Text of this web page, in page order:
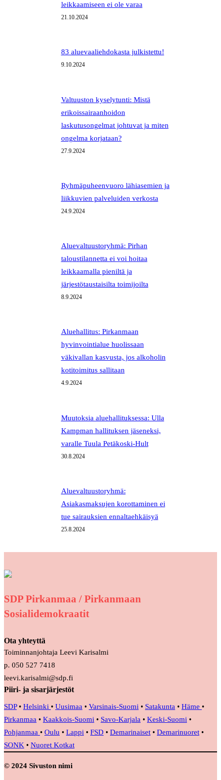
leikkaamiseen ei ole varaa
21.10.2024
83 aluevaaliehdokasta julkistettu!
9.10.2024
Valtuuston kyselytunti: Mistä
erikoissairaanhoidon
laskutusongelmat johtuvat ja miten
ongelma korjataan?
27.9.2024
Ryhmäpuheenvuoro lähiasemien ja
liikkuvien palveluiden verkosta
24.9.2024
Aluevaltuustoryhmä: Pirhan
taloustilannetta ei voi hoitaa
leikkaamalla pieniltä ja
järjestötaustaisilta toimijoilta
8.9.2024
Aluehallitus: Pirkanmaan
hyvinvointialue huolissaan
väkivallan kasvusta, jos alkoholin
kotitoimitus sallitaan
4.9.2024
Muutoksia aluehallituksessa: Ulla
Kampman hallituksen jäseneksi,
varalle Tuula Petäkoski-Hult
30.8.2024
Aluevaltuustoryhmä:
Asiakasmaksujen korottaminen ei
tue sairauksien ennaltaehkäisyä
25.8.2024
SDP Pirkanmaa / Pirkanmaan
Sosialidemokraatit
Ota yhteyttä
Toiminnanjohtaja Leevi Karisalmi
p. 050 527 7418
leevi.karisalmi@sdp.fi
Piiri- ja sisarjärjestöt
SDP• Helsinki • Uusimaa • Varsinais-Suomi • Satakunta • Häme •
Pirkanmaa • Kaakkois-Suomi • Savo-Karjala • Keski-Suomi •
Pohjanmaa • Oulu • Lappi • FSD • Demarinaiset • Demarinuoret •
SONK • Nuoret Kotkat
© 2024 Sivuston nimi